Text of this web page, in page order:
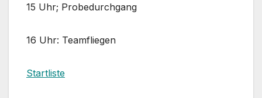
15 Uhr; Probedurchgang
16 Uhr: Teamfliegen
Startliste